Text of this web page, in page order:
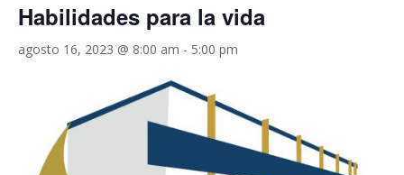
Habilidades para la vida
agosto 16, 2023 @ 8:00 am - 5:00 pm